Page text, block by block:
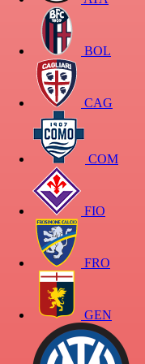
BOL
CAG
COM
FIO
FRO
GEN